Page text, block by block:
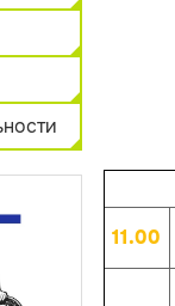
11.00